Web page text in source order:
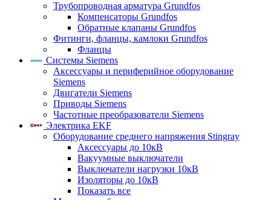
Трубопроводная арматура Grundfos
Компенсаторы Grundfos
Обратные клапаны Grundfos
Фитинги, фланцы, камлоки Grundfos
Фланцы
Системы Siemens
Аксессуары и периферийное оборудование
Siemens
Двигатели Siemens
Приводы Siemens
Частотные преобразователи Siemens
Электрика EKF
Оборудование среднего напряжения Stingray
Аксессуары до 10кВ
Вакуумные выключатели
Выключатели нагрузки 10кВ
Изоляторы до 10кВ
Показать все